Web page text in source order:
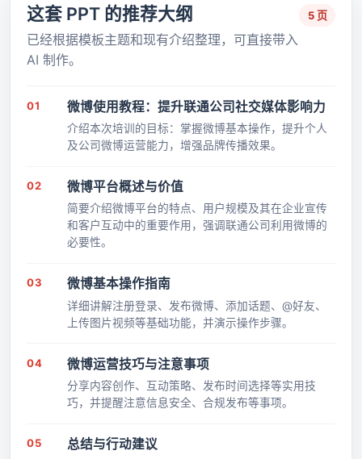
这套 PPT 的推荐大纲
已经根据模板主题和现有介绍整理，可直接带入
AI 制作。
5 页
01 微博使用教程：提升联通公司社交媒体影响力
介绍本次培训的目标：掌握微博基本操作，提升个人
及公司微博运营能力，增强品牌传播效果。
02 微博平台概述与价值
简要介绍微博平台的特点、用户规模及其在企业宣传
和客户互动中的重要作用，强调联通公司利用微博的
必要性。
03 微博基本操作指南
详细讲解注册登录、发布微博、添加话题、@好友、
上传图片视频等基础功能，并演示操作步骤。
04 微博运营技巧与注意事项
分享内容创作、互动策略、发布时间选择等实用技
巧，并提醒注意信息安全、合规发布等事项。
05 总结与行动建议